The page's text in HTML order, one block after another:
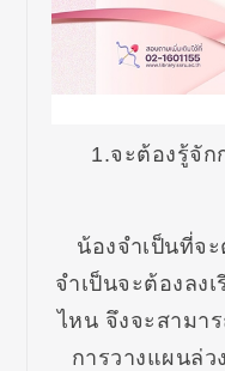
1.จะต้องรู้จัก
น้องจำเป็นที่จ
จำเป็นจะต้องลง
ไหน จึงจะสามา
การวางแผนล่